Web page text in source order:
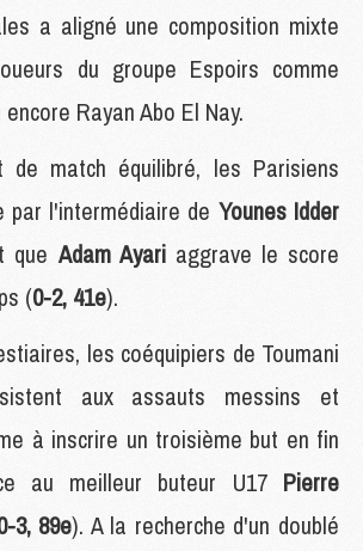
a aligné une composition mixte
du groupe Espoirs comme
Rayan Abo El Nay.
de match équilibré, les Parisiens
par l'intermédiaire de Younes Idder
que Adam Ayari aggrave le score
(0-2, 41e).
les coéquipiers de Toumani
aux assauts messins et
à inscrire un troisième but en fin
au meilleur buteur U17 Pierre
3, 89e). A la recherche d'un doublé